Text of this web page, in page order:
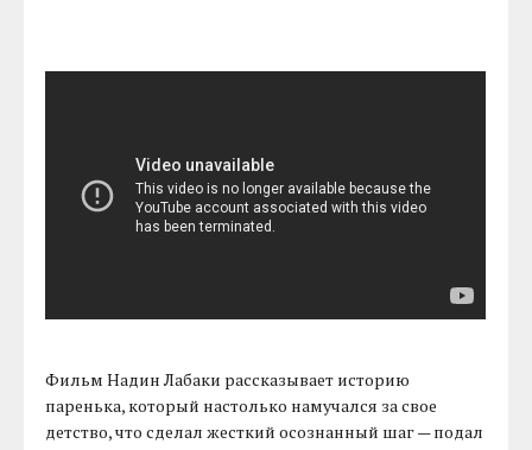
Фильм Надин Лабаки рассказывает историю
паренька, который настолько намучался за свое
детство, что сделал жесткий осознанный шаг — подал